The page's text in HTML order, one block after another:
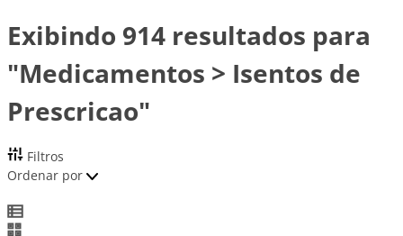
Exibindo 914 resultados para
"Medicamentos > Isentos de
Prescricao"
Filtros
Ordenar por